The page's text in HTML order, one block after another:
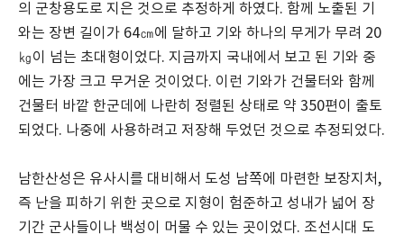
의 군창용도로 지은 것으로 추정하게 하였다. 함께 노출된 기
와는 장변 길이가 64㎝에 달하고 기와 하나의 무게가 무려 20
㎏이 넘는 초대형이었다. 지금까지 국내에서 보고 된 기와 중
에는 가장 크고 무거운 것이었다. 이런 기와가 건물터와 함께
건물터 바깥 한군데에 나란히 정렬된 상태로 약 350편이 출토
되었다. 나중에 사용하려고 저장해 두었던 것으로 추정되었다.
남한산성은 유사시를 대비해서 도성 남쪽에 마련한 보장지처,
즉 난을 피하기 위한 곳으로 지형이 험준하고 성내가 넓어 장
기간 군사들이나 백성이 머물 수 있는 곳이었다. 조선시대 도